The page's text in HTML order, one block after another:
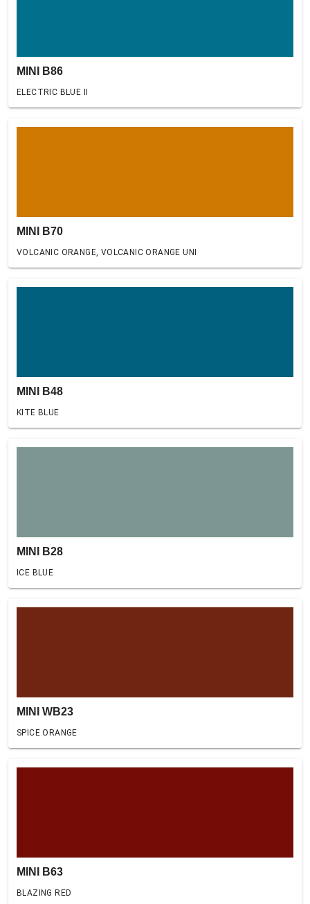
MINI B86
ELECTRIC BLUE II
MINI B70
VOLCANIC ORANGE, VOLCANIC ORANGE UNI
MINI B48
KITE BLUE
MINI B28
ICE BLUE
MINI WB23
SPICE ORANGE
MINI B63
BLAZING RED